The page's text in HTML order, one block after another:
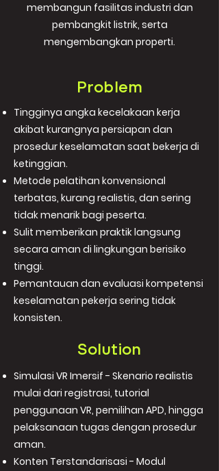
membangun fasilitas industri dan
pembangkit listrik, serta
mengembangkan properti.
Problem
Tingginya angka kecelakaan kerja
akibat kurangnya persiapan dan
prosedur keselamatan saat bekerja di
ketinggian.
Metode pelatihan konvensional
terbatas, kurang realistis, dan sering
tidak menarik bagi peserta.
Sulit memberikan praktik langsung
secara aman di lingkungan berisiko
tinggi.
Pemantauan dan evaluasi kompetensi
keselamatan pekerja sering tidak
konsisten.
Solution
Simulasi VR Imersif - Skenario realistis
mulai dari registrasi, tutorial
penggunaan VR, pemilihan APD, hingga
pelaksanaan tugas dengan prosedur
aman.
Konten Terstandarisasi - Modul